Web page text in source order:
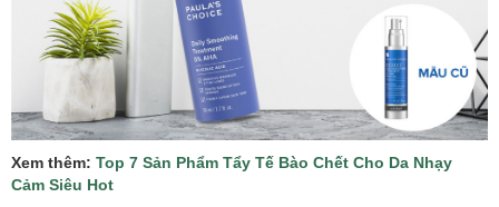
Xem thêm: Top 7 Sản Phẩm Tẩy Tế Bào Chết Cho Da Nhạy
Cảm Siêu Hot